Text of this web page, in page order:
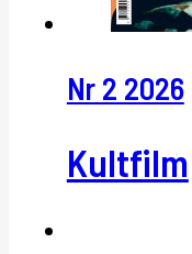
Nr 2 2026
Kultfilm